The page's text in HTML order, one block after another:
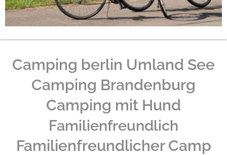
Camping berlin Umland See
Camping Brandenburg
Camping mit Hund
Familienfreundlich
Familienfreundlicher Camp